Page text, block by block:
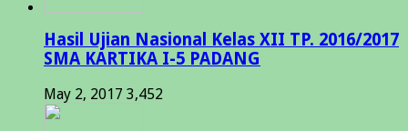
Hasil Ujian Nasional Kelas XII TP. 2016/2017
SMA KARTIKA I-5 PADANG
May 2, 2017 3,452